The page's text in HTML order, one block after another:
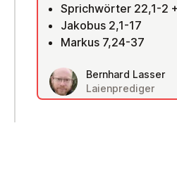
Sprichwörter 22,1-2
Jakobus 2,1-17
Markus 7,24-37
Bernhard Lasser
Laienprediger